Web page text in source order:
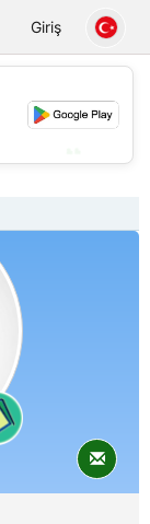
Giriş